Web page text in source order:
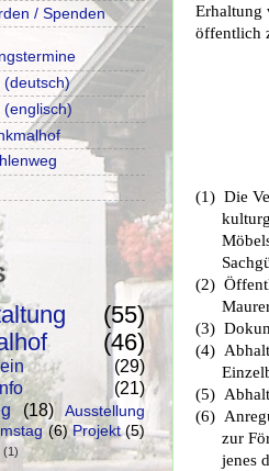
Erhaltung
öffentlich
(1) Die
(2)
(3)
(4)
(5)
(6)
zur
jenes
/ Spenden
(deutsch)
(55)
(46)
(29)
(21)
(18)
Ausstellung
(6) Projekt (5)
(1)